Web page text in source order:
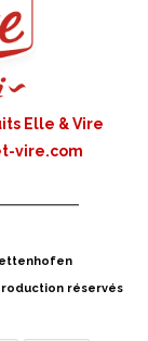
Elle & Vire
vire.com
réservés